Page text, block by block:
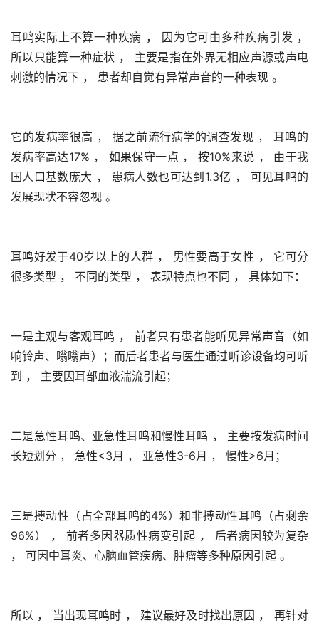
耳鸣实际上不算一种疾病 ， 因为它可由多种疾病引发 ，
所以只能算一种症状 ， 主要是指在外界无相应声源或声电
刺激的情况下 ， 患者却自觉有异常声音的一种表现 。
它的发病率很高 ， 据之前流行病学的调查发现 ， 耳鸣的
发病率高达17% ， 如果保守一点 ， 按10%来说 ， 由于我
国人口基数庞大 ， 患病人数也可达到1.3亿 ， 可见耳鸣的
发展现状不容忽视 。
耳鸣好发于40岁以上的人群 ， 男性要高于女性 ， 它可分
很多类型 ， 不同的类型 ， 表现特点也不同 ， 具体如下：
一是主观与客观耳鸣 ， 前者只有患者能听见异常声音（如
响铃声、嗡嗡声）；而后者患者与医生通过听诊设备均可听
到 ， 主要因耳部血液湍流引起；
二是急性耳鸣、亚急性耳鸣和慢性耳鸣 ， 主要按发病时间
长短划分 ， 急性<3月 ， 亚急性3-6月 ， 慢性>6月；
三是搏动性（占全部耳鸣的4%）和非搏动性耳鸣（占剩余
96%） ， 前者多因器质性病变引起 ， 后者病因较为复杂
， 可因中耳炎、心脑血管疾病、肿瘤等多种原因引起 。
所以 ， 当出现耳鸣时 ， 建议最好及时找出原因 ， 再针对